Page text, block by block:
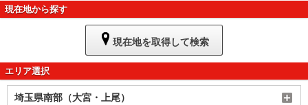
現在地から探す
現在地を取得して検索
エリア選択
埼玉県南部（大宮・上尾）